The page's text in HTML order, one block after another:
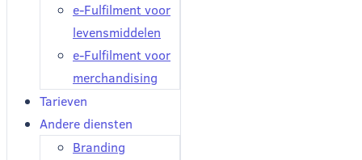
e-Fulfilment voor
levensmiddelen
e-Fulfilment voor
merchandising
Tarieven
Andere diensten
Branding